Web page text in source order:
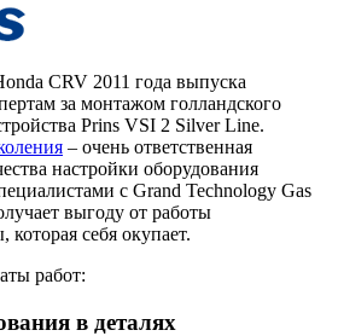
CRV 2011 года выпуска
за монтажом голландского
Prins VSI 2 Silver Line.
– очень ответственная
настройки оборудования
с Grand Technology Gas
выгоду от работы
которая себя окупает.
работ:
в деталях